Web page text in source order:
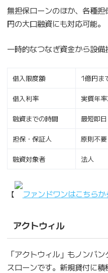
無担保ローンのほか、各種
円の大口融資にも対応可能。
一時的なつなぎ資金から設備
借入限度額 1億円ま
借入利率 実質年
融資までの時間 最短即
担保・保証人 原則不要
融資対象者 法人
【 ファンドワンはこちらか
アクトウィル
「アクトウィル」もノンバ
スローンです。新規貸付に